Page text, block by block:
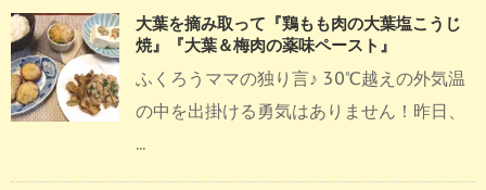
大葉を摘み取って『鶏もも肉の大葉塩こうじ
焼』『大葉＆梅肉の薬味ペースト』
ふくろうママの独り言♪ 30℃越えの外気温
の中を出掛ける勇気はありません！昨日、
...